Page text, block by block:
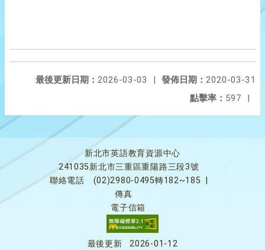
發佈日期： 2020-03-31
最後更新日期： 2026-03-03
|
點擊率： 597 |
新北市英語教育資源中心
241035新北市三重區重陽路三段3號
聯絡電話
(02)2980-0495轉182~185
傳真
電子信箱
最後更新 2026-01-12